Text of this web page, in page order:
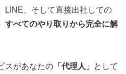
LINE、そして直接出社しての
すべてのやり取りから完全に解
スがあなたの 「代理人」
として